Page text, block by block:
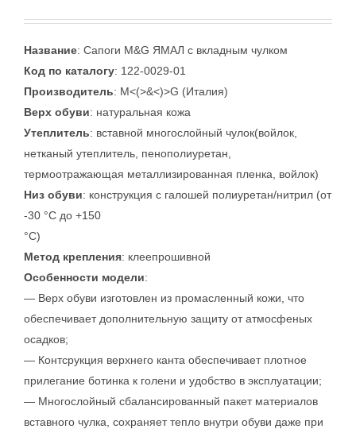
Название: Сапоги M&G ЯМАЛ с вкладным чулком
Код по каталогу: 122-0029-01
Производитель: M<(>&<)>G (Италия)
Верх обуви: натуральная кожа
Утеплитель: вставной многослойный чулок(войлок,
нетканый утеплитель, пенополиуретан,
термоотражающая металлизированная пленка, войлок)
Низ обуви: конструкция с галошей полиуретан/нитрил (от
-30 °C до +150
°C)
Метод крепления: клеепрошивной
Особенности модели:
— Верх обуви изготовлен из промасленный кожи, что
обеспечивает дополнительную защиту от атмосфеных
осадков;
— Контсрукция верхнего канта обеспечивает плотное
прилегание ботинка к голени и удобство в эксплуатации;
— Многослойный сбалансированный пакет материалов
вставного чулка, сохраняет тепло внутри обуви даже при